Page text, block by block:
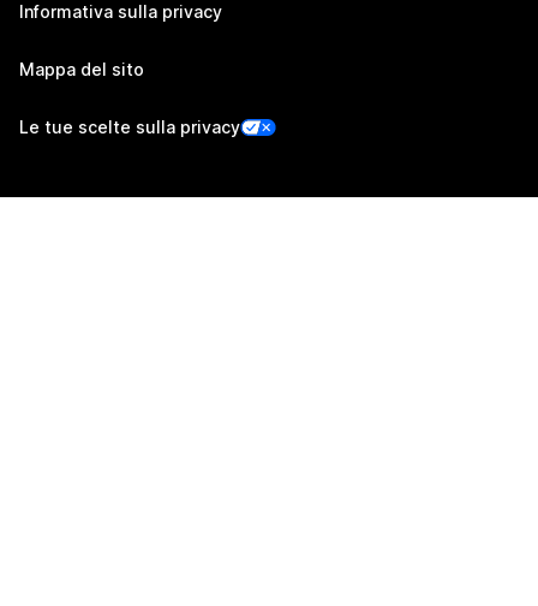
Informativa sulla privacy
Mappa del sito
Le tue scelte sulla privacy